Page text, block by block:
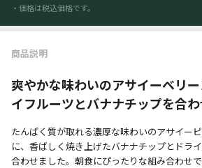
・価格は税込価格です。
商品説明
爽やかな味わいのアサイーベリ
イフルーツとバナナチップを合
たんぱく質が取れる濃厚な味わいのアサイー
に、香ばしく焼き上げたバナナチップとドラ
合わせました。朝食にぴったりな組み合わせで